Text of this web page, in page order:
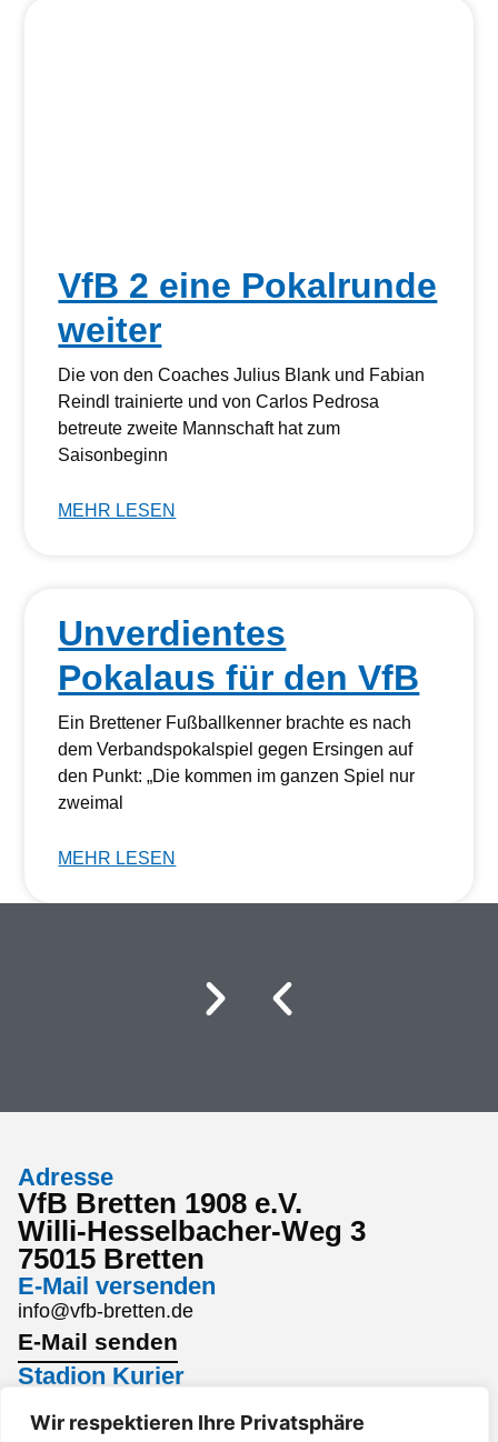
Wir respektieren Ihre Privatsphäre
VfB 2 eine Pokalrunde
weiter
Die von den Coaches Julius Blank und Fabian
Reindl trainierte und von Carlos Pedrosa
betreute zweite Mannschaft hat zum
Saisonbeginn
MEHR LESEN
Unverdientes
Pokalaus für den VfB
Ein Brettener Fußballkenner brachte es nach
dem Verbandspokalspiel gegen Ersingen auf
den Punkt: „Die kommen im ganzen Spiel nur
zweimal
MEHR LESEN
Adresse
VfB Bretten 1908 e.V.
Willi-Hesselbacher-Weg 3
75015 Bretten
E-Mail versenden
info@vfb-bretten.de
E-Mail senden
Stadion Kurier
Stadion Kurier